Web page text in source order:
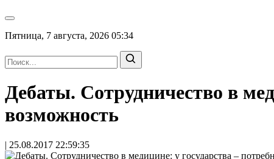
Пятница, 7 августа, 2026 05:34
Дебаты. Сотрудничество в
возможность
| 25.08.2017 22:59:35